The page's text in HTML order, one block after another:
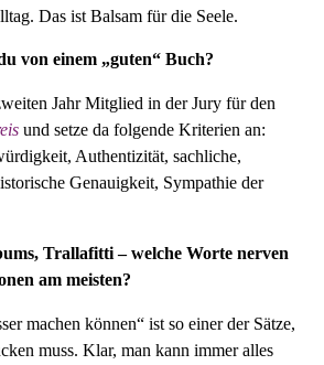
Das ist Balsam für die Seele.
von einem „guten“ Buch?
Jahr Mitglied in der Jury für den
und setze da folgende Kriterien an:
Authentizität, sachliche,
Genauigkeit, Sympathie der
Trallafitti – welche Worte nerven
am meisten?
machen können“ ist so einer der Sätze,
muss. Klar, man kann immer alles